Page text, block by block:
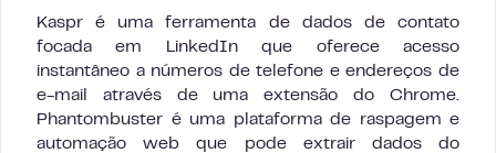
Kaspr é uma ferramenta de dados de contato
focada em LinkedIn que oferece acesso
instantâneo a números de telefone e endereços de
e-mail através de uma extensão do Chrome.
Phantombuster é uma plataforma de raspagem e
automação web que pode extrair dados do